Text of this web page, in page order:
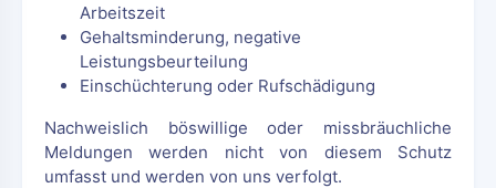
Arbeitszeit
Gehaltsminderung, negative
Leistungsbeurteilung
Einschüchterung oder Rufschädigung
Nachweislich böswillige oder missbräuchliche
Meldungen werden nicht von diesem Schutz
umfasst und werden von uns verfolgt.